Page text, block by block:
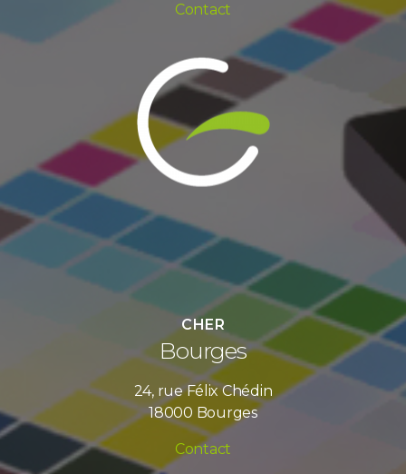
Contact
CHER
Bourges
24, rue Félix Chédin
18000 Bourges
Contact